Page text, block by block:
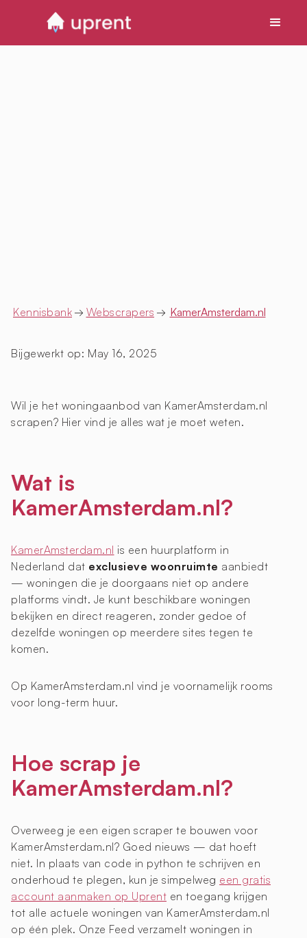
Kennisbank → Webscrapers → KamerAmsterdam.nl
Bijgewerkt op: May 16, 2025
Wil je het woningaanbod van KamerAmsterdam.nl
scrapen? Hier vind je alles wat je moet weten.
Wat is
KamerAmsterdam.nl?
KamerAmsterdam.nl is een huurplatform in
Nederland dat exclusieve woonruimte aanbiedt
— woningen die je doorgaans niet op andere
platforms vindt. Je kunt beschikbare woningen
bekijken en direct reageren, zonder gedoe of
dezelfde woningen op meerdere sites tegen te
komen.
Op KamerAmsterdam.nl vind je voornamelijk rooms
voor long-term huur.
Hoe scrap je
KamerAmsterdam.nl?
Overweeg je een eigen scraper te bouwen voor
KamerAmsterdam.nl? Goed nieuws — dat hoeft
niet. In plaats van code in python te schrijven en
onderhoud te plegen, kun je simpelweg een gratis
account aanmaken op Uprent en toegang krijgen
tot alle actuele woningen van KamerAmsterdam.nl
op één plek. Onze Feed verzamelt woningen in